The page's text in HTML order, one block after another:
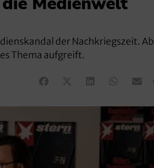
der Nachkriegszeit. Ab
Thema aufgreift.